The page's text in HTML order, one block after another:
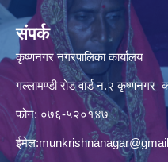
संपर्क
कृष्णनगर नगरपालिका कार्यालय
गल्लामण्डी रोड वार्ड न.२ कृष्णनगर
फोन: ०७६-५२०१४७
ईमेल: